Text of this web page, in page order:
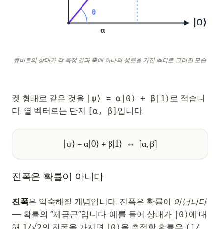
|0⟩
α
θ
큐비트의 상태가 각 측정 결과 축에 하나의 성분을 가진 벡터로 그려진 모습.
켓 형태로 같은 것을 |ψ⟩ = α|0⟩ + β|1⟩ 로 적습니
다. 열 벡터로는 단지 [α, β] 입니다.
|ψ⟩ = α|0⟩ + β|1⟩ ⇔ [α, β]
진폭은 확률이 아니다
진폭은 익숙해질 개념입니다. 진폭은 확률이 아닙니다
— 확률의 “제곱근”입니다. 예를 들어 상태가 |0⟩ 에 대
해 1/√2의 진폭을 가지면 |0⟩ 을 측정할 확률은 (1/